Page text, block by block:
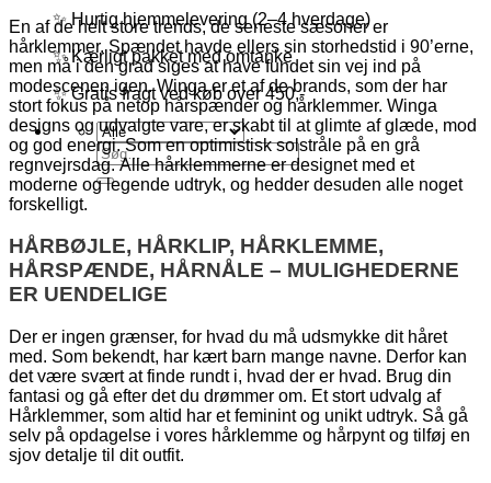
✨ Hurtig hjemmelevering (2–4 hverdage)
✨ Kærligt pakket med omtanke
✨ Gratis fragt ved køb over 450,-
Søg
efter:
En af de helt store trends, de seneste sæsoner er
hårklemmer. Spændet havde ellers sin storhedstid i 90’erne,
men må i den grad siges at have fundet sin vej ind på
modescenen igen. Winga er et af de brands, som der har
stort fokus på netop hårspænder og hårklemmer. Winga
designs og udvalgte vare, er skabt til at glimte af glæde, mod
og god energi. Som en optimistisk solstråle på en grå
regnvejrsdag. Alle hårklemmerne er designet med et
moderne og legende udtryk, og hedder desuden alle noget
forskelligt.
HÅRBØJLE, HÅRKLIP, HÅRKLEMME,
HÅRSPÆNDE, HÅRNÅLE – MULIGHEDERNE
ER UENDELIGE
Der er ingen grænser, for hvad du må udsmykke dit håret
med. Som bekendt, har kært barn mange navne. Derfor kan
det være svært at finde rundt i, hvad der er hvad. Brug din
fantasi og gå efter det du drømmer om. Et stort udvalg af
Hårklemmer, som altid har et feminint og unikt udtryk. Så gå
selv på opdagelse i vores hårklemme og hårpynt og tilføj en
sjov detalje til dit outfit.